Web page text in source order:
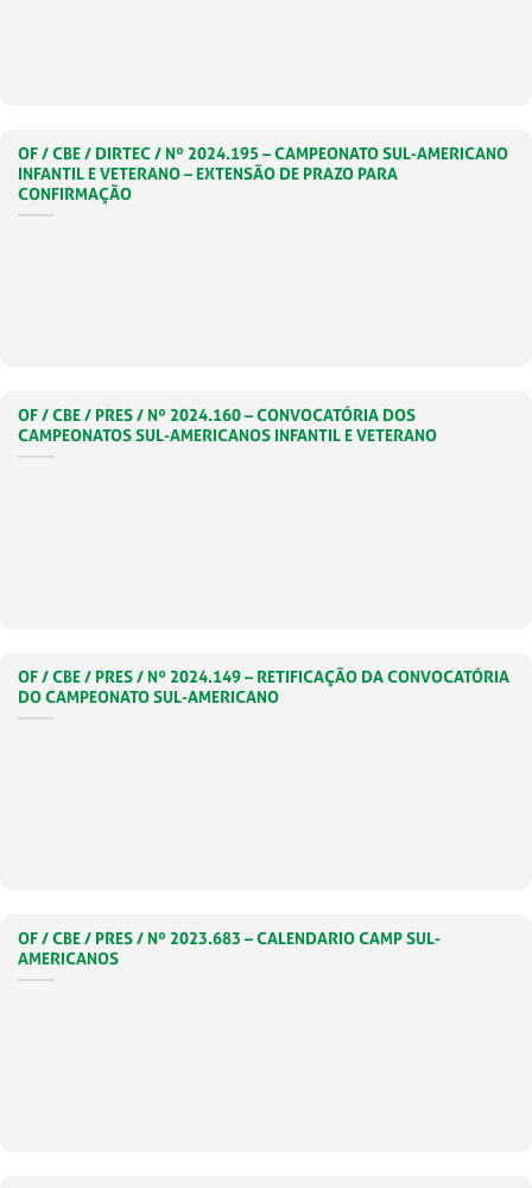
OF / CBE / DIRTEC / Nº 2024.195 – CAMPEONATO SUL-AMERICANO
INFANTIL E VETERANO – EXTENSÃO DE PRAZO PARA
CONFIRMAÇÃO
OF / CBE / PRES / Nº 2024.160 – CONVOCATÓRIA DOS
CAMPEONATOS SUL-AMERICANOS INFANTIL E VETERANO
OF / CBE / PRES / Nº 2024.149 – RETIFICAÇÃO DA CONVOCATÓRIA
DO CAMPEONATO SUL-AMERICANO
OF / CBE / PRES / Nº 2023.683 – CALENDARIO CAMP SUL-
AMERICANOS